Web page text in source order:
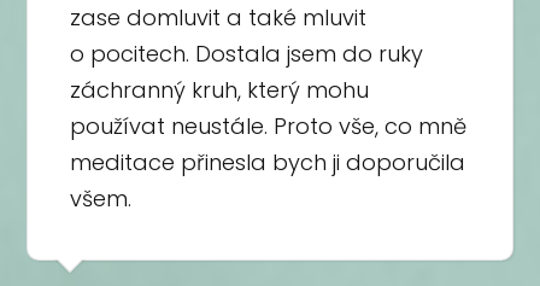
zase domluvit a také mluvit
o pocitech. Dostala jsem do ruky
záchranný kruh, který mohu
používat neustále. Proto vše, co mně
meditace přinesla bych ji doporučila
všem.